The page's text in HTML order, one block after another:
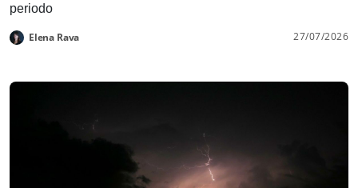
periodo
Elena Rava 27/07/2026